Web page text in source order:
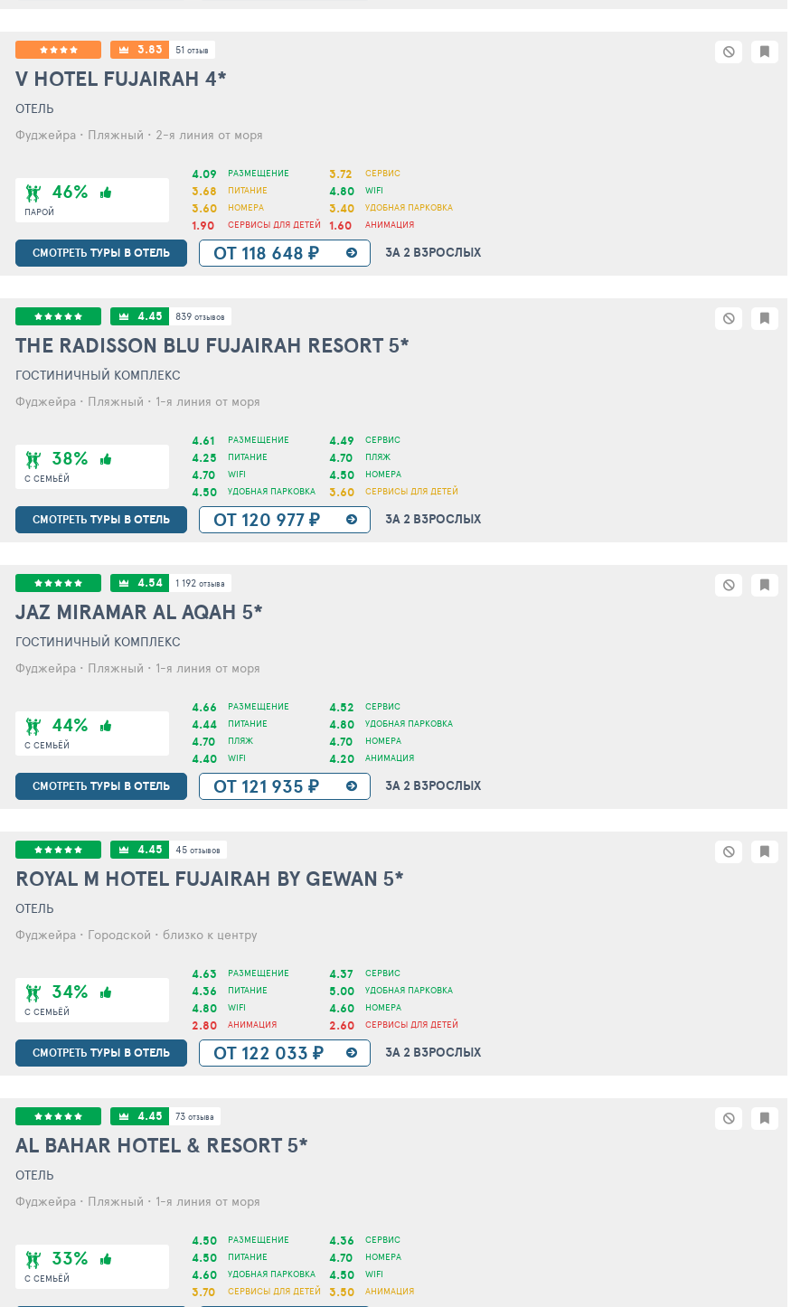
3.83 51 отзыв
V HOTEL FUJAIRAH 4*
ОТЕЛЬ
Фуджейра • Пляжный • 2-я линия от моря
46%
ПАРОЙ
4.09 РАЗМЕЩЕНИЕ 3.72 СЕРВИС
3.68 ПИТАНИЕ 4.80 WIFI
3.60 НОМЕРА 3.40 УДОБНАЯ ПАРКОВКА
1.90 СЕРВИСЫ ДЛЯ ДЕТЕЙ 1.60 АНИМАЦИЯ
СМОТРЕТЬ ТУРЫ В ОТЕЛЬ ОТ 118 648 ₽ ЗА 2 ВЗРОСЛЫХ
4.45 839 отзывов
THE RADISSON BLU FUJAIRAH RESORT5*
ГОСТИНИЧНЫЙ КОМПЛЕКС
Фуджейра • Пляжный • 1-я линия от моря
38%
С СЕМЬЁЙ
4.61 РАЗМЕЩЕНИЕ 4.49 СЕРВИС
4.25 ПИТАНИЕ 4.70 ПЛЯЖ
4.70 WIFI 4.50 НОМЕРА
4.50 УДОБНАЯ ПАРКОВКА 3.60 СЕРВИСЫ ДЛЯ ДЕТЕЙ
СМОТРЕТЬ ТУРЫ В ОТЕЛЬ ОТ 120 977 ₽ ЗА 2 ВЗРОСЛЫХ
4.54 1 192 отзыва
JAZ MIRAMAR AL AQAH 5*
ГОСТИНИЧНЫЙ КОМПЛЕКС
Фуджейра • Пляжный • 1-я линия от моря
44%
С СЕМЬЁЙ
4.66 РАЗМЕЩЕНИЕ 4.52 СЕРВИС
4.44 ПИТАНИЕ 4.80 УДОБНАЯ ПАРКОВКА
4.70 ПЛЯЖ 4.70 НОМЕРА
4.40 WIFI 4.20 АНИМАЦИЯ
СМОТРЕТЬ ТУРЫ В ОТЕЛЬ ОТ 121 935 ₽ ЗА 2 ВЗРОСЛЫХ
4.45 45 отзывов
ROYAL M HOTEL FUJAIRAH BY GEWAN 5*
ОТЕЛЬ
Фуджейра • Городской • близко к центру
34%
С СЕМЬЁЙ
4.63 РАЗМЕЩЕНИЕ 4.37 СЕРВИС
4.36 ПИТАНИЕ 5.00 УДОБНАЯ ПАРКОВКА
4.80 WIFI 4.60 НОМЕРА
2.80 АНИМАЦИЯ 2.60 СЕРВИСЫ ДЛЯ ДЕТЕЙ
СМОТРЕТЬ ТУРЫ В ОТЕЛЬ ОТ 122 033 ₽ ЗА 2 ВЗРОСЛЫХ
4.45 73 отзыва
AL BAHAR HOTEL & RESORT5*
ОТЕЛЬ
Фуджейра • Пляжный • 1-я линия от моря
33%
С СЕМЬЁЙ
4.50 РАЗМЕЩЕНИЕ 4.36 СЕРВИС
4.50 ПИТАНИЕ 4.70 НОМЕРА
4.60 УДОБНАЯ ПАРКОВКА 4.50 WIFI
3.70 СЕРВИСЫ ДЛЯ ДЕТЕЙ 3.50 АНИМАЦИЯ